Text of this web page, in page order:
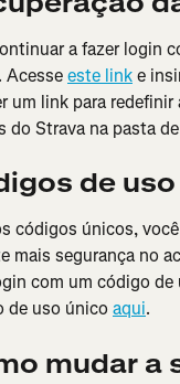
a fazer login
Acesse este link e
um link para
do Strava na pasta
de
códigos únicos,
mais segurança no
com um código
de uso único aqui.
mudar a